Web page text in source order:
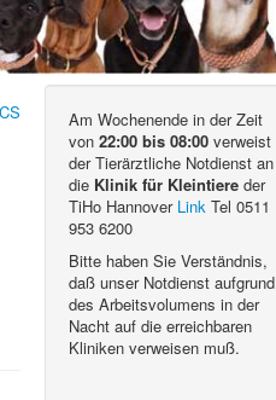
Am Wochenende in der Zeit
von 22:00 bis 08:00 verweist
der Tierärztliche Notdienst an
die Klinik für Kleintiere der
TiHo Hannover Link Tel 0511
953 6200
Bitte haben Sie Verständnis,
daß unser Notdienst aufgrund
des Arbeitsvolumens in der
Nacht auf die erreichbaren
Kliniken verweisen muß.